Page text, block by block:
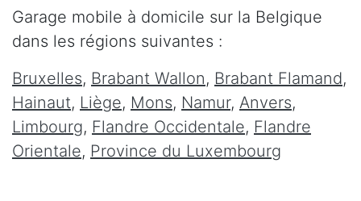
Garage mobile à domicile sur la Belgique
dans les régions suivantes :
Bruxelles, Brabant Wallon, Brabant Flamand,
Hainaut, Liège, Mons, Namur, Anvers,
Limbourg, Flandre Occidentale, Flandre
Orientale, Province du Luxembourg